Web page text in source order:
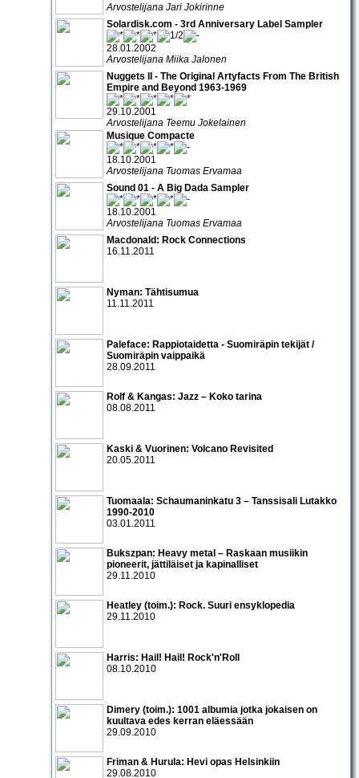
Arvostelijana Jari Jokirinne
Solardisk.com - 3rd Anniversary Label Sampler
28.01.2002
Arvostelijana Miika Jalonen
Nuggets II - The Original Artyfacts From The British
Empire and Beyond 1963-1969
29.10.2001
Arvostelijana Teemu Jokelainen
Musique Compacte
18.10.2001
Arvostelijana Tuomas Ervamaa
Sound 01 - A Big Dada Sampler
18.10.2001
Arvostelijana Tuomas Ervamaa
Macdonald: Rock Connections
16.11.2011
Nyman: Tähtisumua
11.11.2011
Paleface: Rappiotaidetta - Suomiräpin tekijät /
Suomiräpin vaippaikä
28.09.2011
Rolf & Kangas: Jazz – Koko tarina
08.08.2011
Kaski & Vuorinen: Volcano Revisited
20.05.2011
Tuomaala: Schaumaninkatu 3 – Tanssisali Lutakko
1990­-2010
03.01.2011
Bukszpan: Heavy metal – Raskaan musiikin
pioneerit, jättiläiset ja kapinalliset
29.11.2010
Heatley (toim.): Rock. Suuri ensyklopedia
29.11.2010
Harris: Hail! Hail! Rock'n'Roll
08.10.2010
Dimery (toim.): 1001 albumia jotka jokaisen on
kuultava edes kerran eläessään
29.09.2010
Friman & Hurula: Hevi opas Helsinkiin
29.08.2010